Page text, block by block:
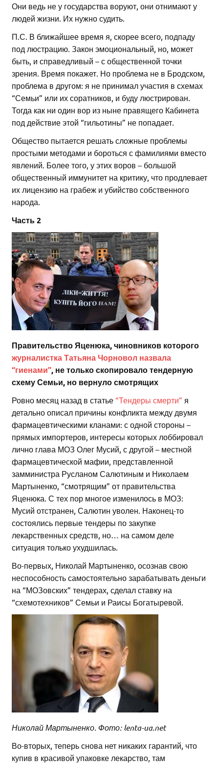
Они ведь не у государства воруют, они отнимают у
людей жизни. Их нужно судить.
П.С. В ближайшее время я, скорее всего, подпаду
под люстрацию. Закон эмоциональный, но, может
быть, и справедливый – с общественной точки
зрения. Время покажет. Но проблема не в Бродском,
проблема в другом: я не принимал участия в схемах
“Семьи” или их соратников, и буду люстрирован.
Тогда как ни один вор из ныне правящего Кабинета
под действие этой “гильотины” не попадает.
Общество пытается решать сложные проблемы
простыми методами и бороться с фамилиями вместо
явлений. Более того, у этих воров – большой
общественный иммунитет на критику, что продлевает
их лицензию на грабеж и убийство собственного
народа.
Часть 2
Правительство Яценюка, чиновников которого
журналистка Татьяна Чорновол назвала
“гиенами”, не только скопировало тендерную
схему Семьи, но вернуло смотрящих
Ровно месяц назад в статье “Тендеры смерти” я
детально описал причины конфликта между двумя
фармацевтическими кланами: с одной стороны –
прямых импортеров, интересы которых лоббировал
лично глава МОЗ Олег Мусий, с другой – местной
фармацевтической мафии, представленной
замминистра Русланом Салютиным и Николаем
Мартыненко, “смотрящим” от правительства
Яценюка. С тех пор многое изменилось в МОЗ:
Мусий отстранен, Салютин уволен. Наконец-то
состоялись первые тендеры по закупке
лекарственных средств, но… на самом деле
ситуация только ухудшилась.
Во-первых, Николай Мартыненко, осознав свою
неспособность самостоятельно зарабатывать деньги
на “МОЗовских” тендерах, сделал ставку на
“схемотехников” Семьи и Раисы Богатыревой.
Николай Мартыненко. Фото: lenta-ua.net
Во-вторых, теперь снова нет никаких гарантий, что
купив в красивой упаковке лекарство, там